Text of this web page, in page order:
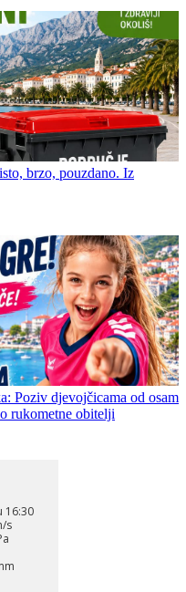
brzo, pouzdano. Iz
Poziv djevojčicama od osam
rukometne obitelji